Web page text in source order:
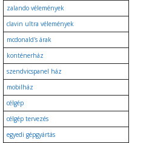
zalando vélemények
clavin ultra vélemények
mcdonald's árak
konténerház
szendvicspanel ház
mobilház
célgép
célgép tervezés
egyedi gépgyártás